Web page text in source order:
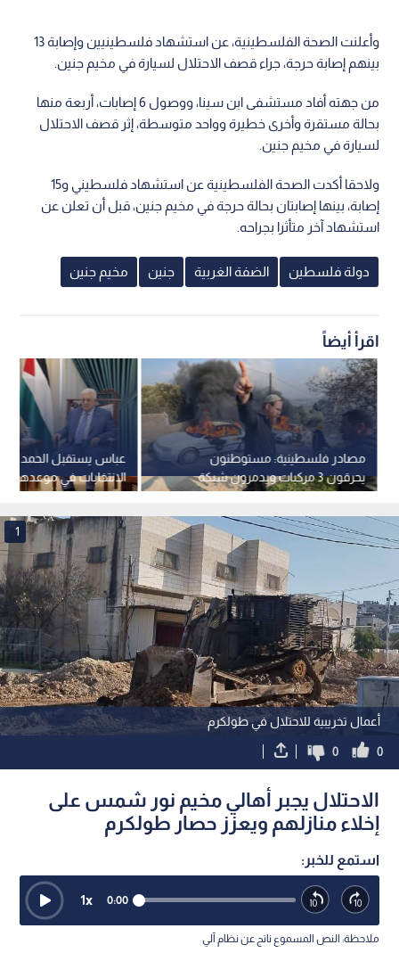
وأعلنت الصحة الفلسطينية، عن استشهاد فلسطينيين وإصابة 13
بينهم إصابة حرجة، جراء قصف الاحتلال لسيارة في مخيم جنين.
من جهته أفاد مستشفى ابن سينا، ووصول 6 إصابات، أربعة منها
بحالة مستقرة وأخرى خطيرة وواحد متوسطة، إثر قصف الاحتلال
لسيارة في مخيم جنين.
ولاحقا أكدت الصحة الفلسطينية عن استشهاد فلسطيني و15
إصابة، بينها إصابتان بحالة حرجة في مخيم جنين، قبل أن تعلن عن
استشهاد آخر متأثرا بجراحه.
دولة فلسطين الضفة الغربية جنين مخيم جنين
اقرأ أيضاً
عباس يستقبل الحمد الله
تشرين الثاني 2026
مصادر فلسطينية: مستوطنون
يحرقون 3 مركبات ويدمرون شبكة
الكهرباء جنوب نابلس - صور
أعمال تخريبية للاحتلال في طولكرم
1
0
0
الاحتلال يجبر أهالي مخيم نور شمس على
إخلاء منازلهم ويعزز حصار طولكرم
استمع للخبر:
0:00
1x
ملاحظة: النص المسموع ناتج عن نظام آلي